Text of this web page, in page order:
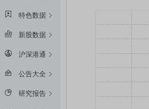
特色数据
新股数据
沪深港通
公告大全
研究报告